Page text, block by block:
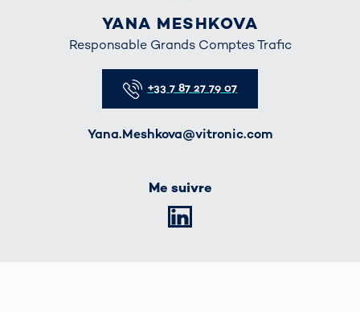
YANA MESHKOVA
Responsable Grands Comptes Trafic
+33 7 87 27 79 07
Yana.Meshkova@vitronic.com
Me suivre